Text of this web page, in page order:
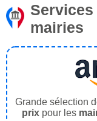
mairies
Grande sélection
prix pour les